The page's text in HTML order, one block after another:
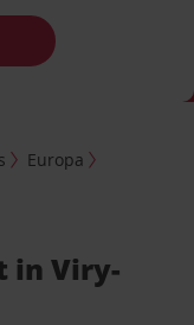
Europa
in Viry-